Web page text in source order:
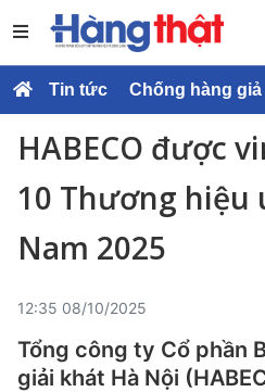
Tin tức Chống hàng giả
HABECO được
10 Thương hiệu
Nam 2025
12:35 08/10/2025
Tổng công ty Cổ phần
giải khát Hà Nội